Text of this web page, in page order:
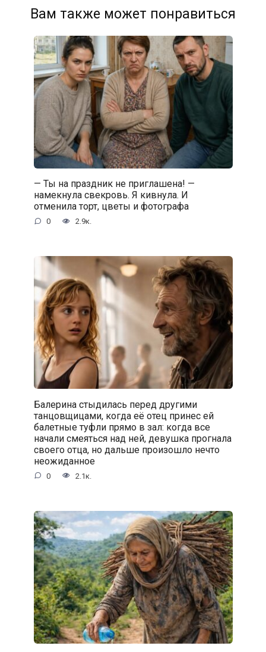
Вам также может понравиться
— Ты на праздник не приглашена! —
намекнула свекровь. Я кивнула. И
отменила торт, цветы и фотографа
0 2.9к.
Балерина стыдилась перед другими
танцовщицами, когда её отец принес ей
балетные туфли прямо в зал: когда все
начали смеяться над ней, девушка прогнала
своего отца, но дальше произошло нечто
неожиданное
0 2.1к.